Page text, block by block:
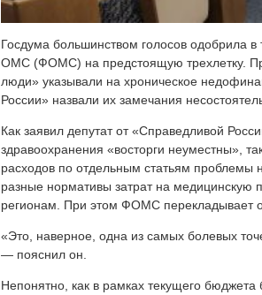
Госдума большинством голосов одобрила
ОМС (ФОМС) на предстоящую трехлетку.
люди» указывали на хроническое
России» назвали их замечания
Как заявил депутат от«Справедливой
здравоохранения «восторги неуместны»,
расходов по отдельным статьям проблемы
разные нормативы затрат на
регионам. При этом ФОМС перекладывает
«Это, наверное, одна из самых болевых
— пояснил он.
Непонятно, как в рамках текущего